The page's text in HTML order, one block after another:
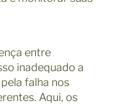
entre
inadequado a
falha nos
Aqui, os